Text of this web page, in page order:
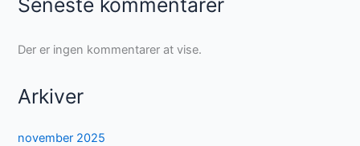
Der er ingen kommentarer at vise.
Arkiver
november 2025